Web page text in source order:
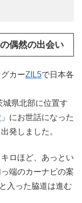
偶然の出会い
カーZIL5で日本各
県北部に位置す
」にお世話になった
発しました。
ロほど、あっとい
端のカーナビの案
入った脇道は進む